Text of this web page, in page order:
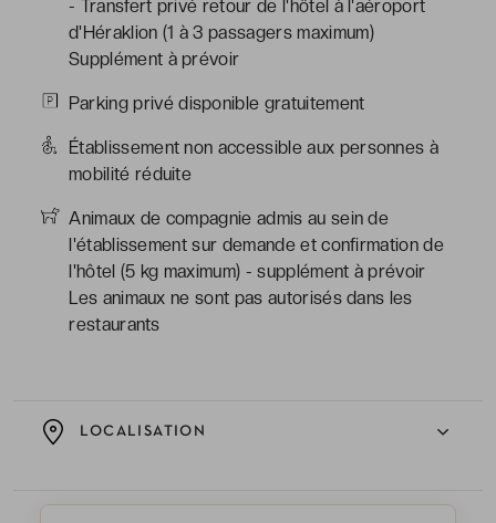
- Transfert privé retour de l'hôtel à l'aéroport
d'Héraklion (1 à 3 passagers maximum)
Supplément à prévoir
Parking privé disponible gratuitement
Établissement non accessible aux personnes à
mobilité réduite
Animaux de compagnie admis au sein de
l'établissement sur demande et confirmation de
l'hôtel (5 kg maximum) - supplément à prévoir
Les animaux ne sont pas autorisés dans les
restaurants
LOCALISATION